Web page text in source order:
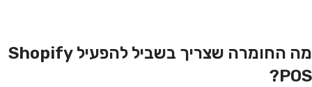
מה החומרה שצריך בשביל להפעיל Shopify
POS?